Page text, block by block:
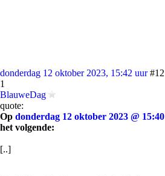
donderdag 12 oktober 2023, 15:42 uur #12
1
BlauweDag
quote:
Op donderdag 12 oktober 2023 @ 15:40
het volgende:
[..]